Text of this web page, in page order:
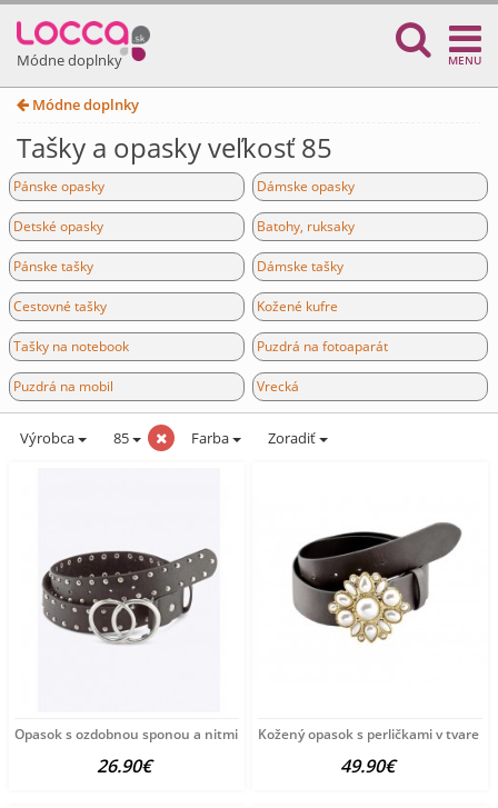
Módne doplnky MENU
Módne doplnky
Tašky a opasky veľkosť 85
Pánske opasky Dámske opasky
Detské opasky Batohy, ruksaky
Pánske tašky Dámske tašky
Cestovné tašky Kožené kufre
Tašky na notebook Puzdrá na fotoaparát
Puzdrá na mobil Vrecká
Výrobca 85 Farba Zoradiť
Opasok s ozdobnou sponou a nitmi HEINE, čierny
26.90€
Kožený opasok s perličkami v tvare
49.90€